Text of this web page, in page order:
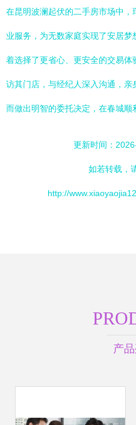
在昆明波澜起伏的二手房市场中
业服务，为无数家庭实现了安居
着选择了更省心、更安全的交易
访其门店，与经纪人深入沟通，
而做出明智的委托决定，在春城顺
更新时间：
如若转载，
http://
产